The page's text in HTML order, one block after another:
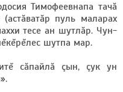
Тимофеевнапа тачă
пуль маларах
тесе ан шутлăр. Чун-
шутпа мар.
сăпайлă çын, çук ун